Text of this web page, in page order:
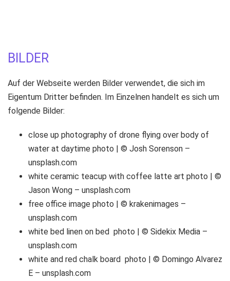
BILDER
Auf der Webseite werden Bilder verwendet, die sich im
Eigentum Dritter befinden. Im Einzelnen handelt es sich um
folgende Bilder:
close up photography of drone flying over body of
water at daytime photo | © Josh Sorenson –
unsplash.com
white ceramic teacup with coffee latte art photo | ©
Jason Wong – unsplash.com
free office image photo | © krakenimages –
unsplash.com
white bed linen on bed photo | © Sidekix Media –
unsplash.com
white and red chalk board photo | © Domingo Alvarez
E – unsplash.com